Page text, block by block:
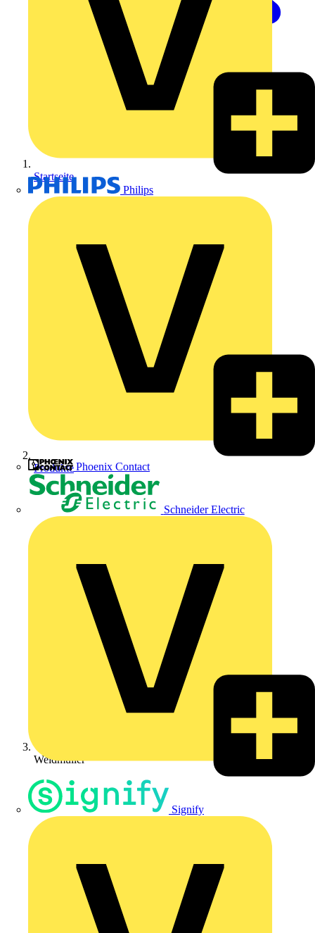
Philips
Phoenix Contact
Schneider Electric
Signify
Startseite
Produkte
Weidmüller